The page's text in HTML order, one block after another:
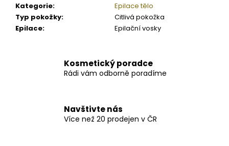
Kategorie:
Epilace tělo
Typ pokožky:
Citlivá pokožka
Epilace: Epilační vosky
Kosmetický poradce
Rádi vám odborně poradíme
Navštivte nás
Více než 20 prodejen v ČR
200ML
749
Kč